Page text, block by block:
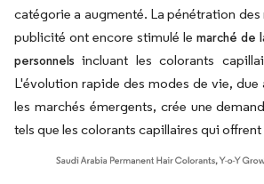
catégorie a augmenté. La pénétration des
publicité ont encore stimulé le marché de
personnels incluant les colorants
L'évolution rapide des modes de vie, due
les marchés émergents, crée une
tels que les colorants capillaires qui